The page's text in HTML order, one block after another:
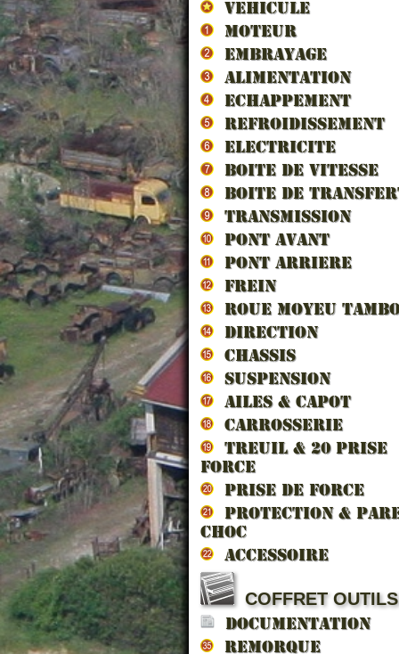
VEHICULE
MOTEUR
EMBRAYAGE
ALIMENTATION
ECHAPPEMENT
REFROIDISSEMENT
ELECTRICITE
BOITE DE VITESSE
BOITE DE
TRANSMISSION
PONT AVANT
PONT ARRIERE
FREIN
ROUE MOYEU
DIRECTION
CHASSIS
SUSPENSION
AILES & CAPOT
CARROSSERIE
TREUIL & 20 prise
force
PRISE DE FORCE
PROTECTION &
CHOC
ACCESSOIRE
COFFRET OUTILS
DOCUMENTATION
REMORQUE
LANTERNE FEU A...
JOINT LIEGE CO...